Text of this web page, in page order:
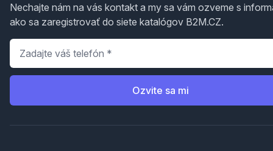
Nechajte nám na vás kontakt a my sa vám ozveme s
ako sa zaregistrovať do siete katalógov B2M.CZ.
Telefón
Ozvite sa mi